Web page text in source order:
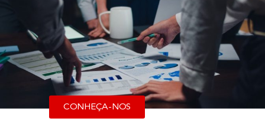
CONHEÇA-NOS